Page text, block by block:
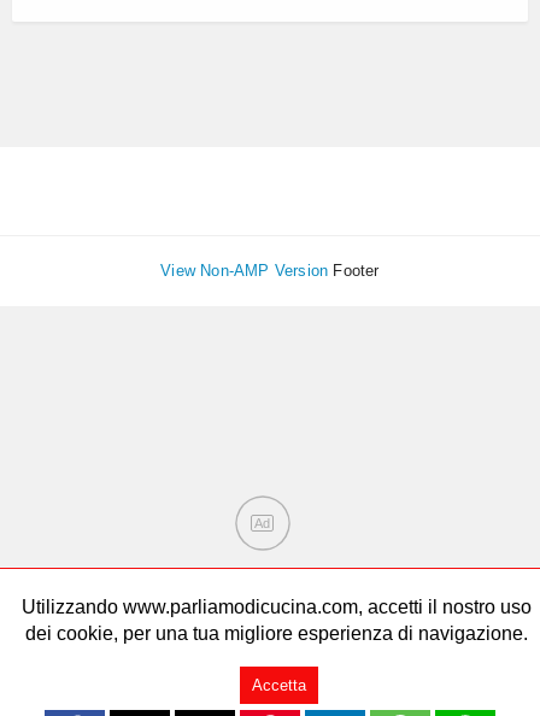
View Non-AMP Version Footer
Utilizzando www.parliamodicucina.com, accetti il nostro uso
dei cookie, per una tua migliore esperienza di navigazione.
Accetta
Ad